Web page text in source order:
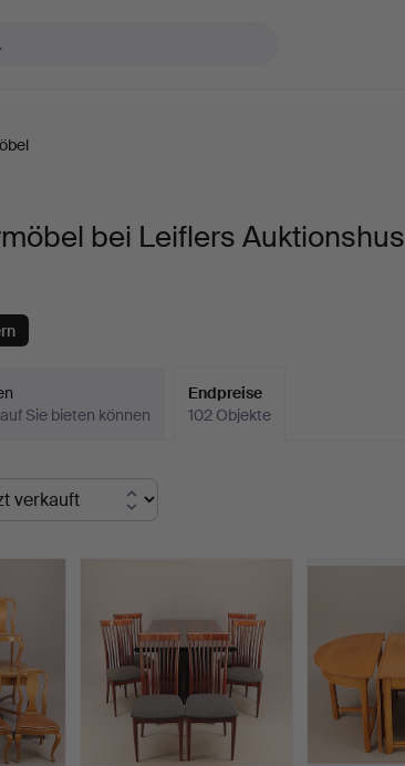
bei Leiflers Auktionshus
Sie bieten können
Endpreise
102 Objekte